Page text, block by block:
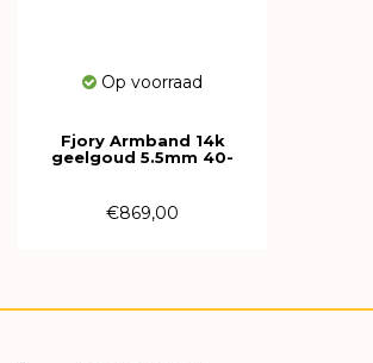
Op voorraad
Fjory Armband 14k
geelgoud 5.5mm 40-
€869,00